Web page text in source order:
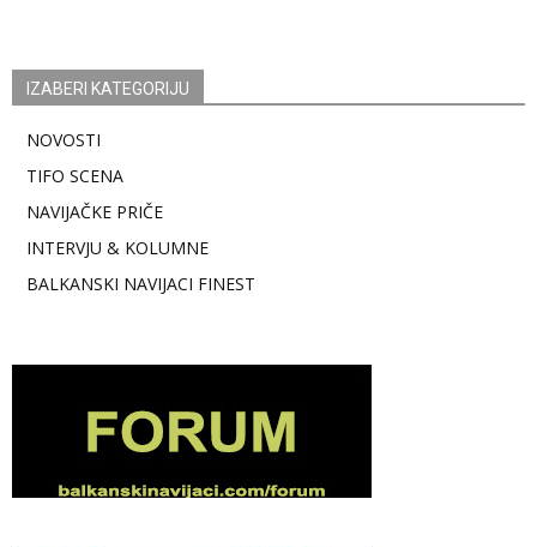
IZABERI KATEGORIJU
NOVOSTI
TIFO SCENA
NAVIJAČKE PRIČE
INTERVJU & KOLUMNE
BALKANSKI NAVIJACI FINEST